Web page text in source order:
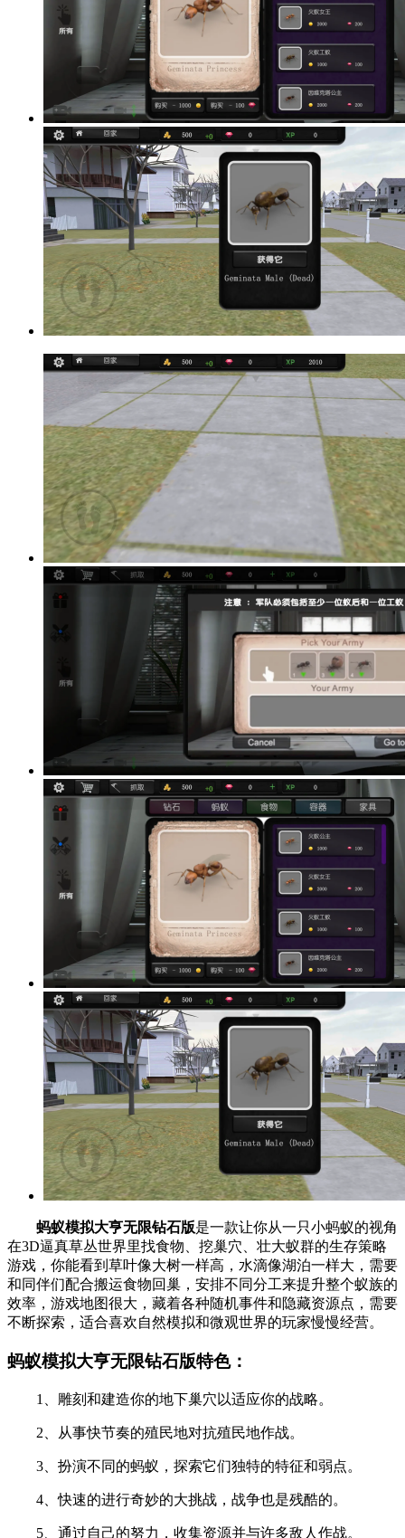
蚂蚁模拟大亨无限钻石版是一款让你从一只小蚂蚁的视角
在3D逼真草丛世界里找食物、挖巢穴、壮大蚁群的生存策略
游戏，你能看到草叶像大树一样高，水滴像湖泊一样大，需要
和同伴们配合搬运食物回巢，安排不同分工来提升整个蚁族的
效率，游戏地图很大，藏着各种随机事件和隐藏资源点，需要
不断探索，适合喜欢自然模拟和微观世界的玩家慢慢经营。
蚂蚁模拟大亨无限钻石版特色：
1、雕刻和建造你的地下巢穴以适应你的战略。
2、从事快节奏的殖民地对抗殖民地作战。
3、扮演不同的蚂蚁，探索它们独特的特征和弱点。
4、快速的进行奇妙的大挑战，战争也是残酷的。
5、通过自己的努力，收集资源并与许多敌人作战。